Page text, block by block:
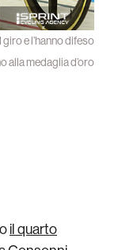
e l’hanno difeso
alla medaglia d’oro
il quarto